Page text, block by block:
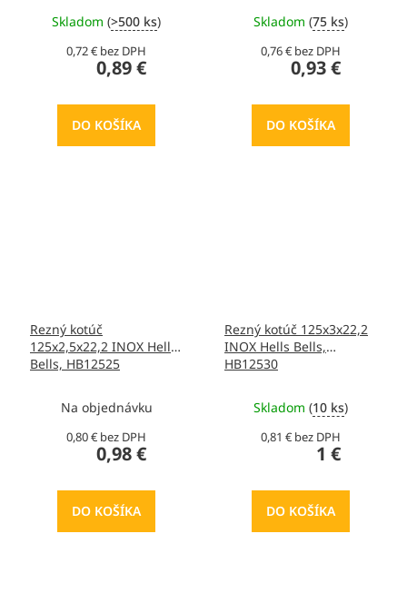
Skladom (>500 ks)
0,72 € bez DPH
0,89 €
DO KOŠÍKA
Skladom (75 ks)
0,76 € bez DPH
0,93 €
DO KOŠÍKA
Rezný kotúč
125x2,5x22,2 INOX Hells
Bells, HB12525
Na objednávku
0,80 € bez DPH
0,98 €
DO KOŠÍKA
Rezný kotúč 125x3x22,2
INOX Hells Bells,
HB12530
Skladom (10 ks)
0,81 € bez DPH
1 €
DO KOŠÍKA